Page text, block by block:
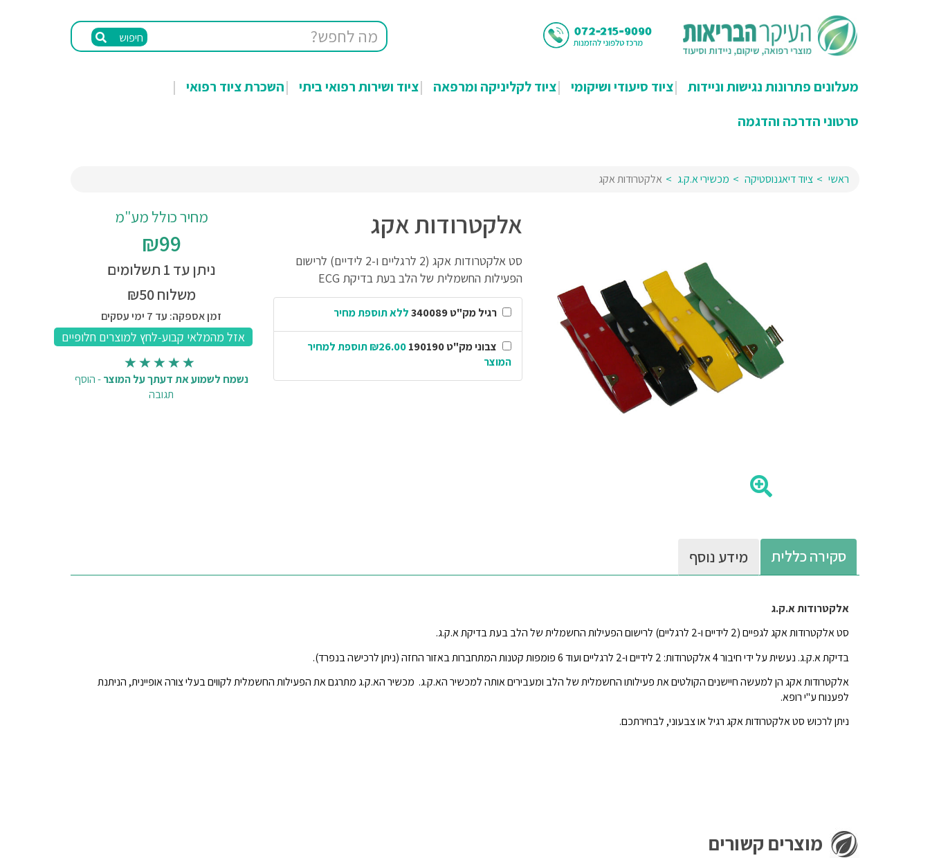
חיפוש
מעלונים פתרונות נגישות וניידות ציוד סיעודי ושיקומי ציוד לקליניקה ומרפאה ציוד ושירות רפואי ביתי
השכרת ציוד רפואי
סרטוני הדרכה והדגמה
ראשי ציוד דיאגנוסטיקה מכשירי א.ק.ג אלקטרודות אקג
אלקטרודות אקג
סט אלקטרודות אקג (2 לרגליים ו-2 לידיים) לרישום
הפעילות החשמלית של הלב בעת בדיקת ECG
רגיל מק"ט 340089 ללא תוספת מחיר
צבוני מק"ט 190190
₪26.00 תוספת למחיר
המוצר
מחיר כולל מע"מ
₪99
ניתן עד 1 תשלומים
משלוח ₪50
זמן אספקה: עד 7 ימי עסקים
נשמח לשמוע את דעתך על המוצר-הוסף
תגובה
סקירה כללית מידע נוסף
אלקטרודות א.ק.ג
סט אלקטרודות אקג לגפיים (2 לידיים ו-2 לרגליים) לרישום הפעילות החשמלית של הלב בעת בדיקת א.ק.ג.
בדיקת א.ק.ג. נעשית על ידי חיבור 4 אלקטרודות: 2 לידיים ו-2 לרגליים ועוד 6 פומפות קטנות המתחברות באזור החזה (ניתן לרכישה בנפרד).
אלקטרודות אקג הן למעשה חיישנים הקולטים את פעילותו החשמלית של הלב ומעבירים אותה למכשיר הא.ק.ג. מכשיר הא.ק.ג מתרגם את הפעילות החשמלית לקווים בעלי צורה אופיינית, הניתנת
לפענוח ע"י רופא.
ניתן לרכוש סט אלקטרודות אקג רגיל או צבעוני, לבחירתכם.
מוצרים קשורים